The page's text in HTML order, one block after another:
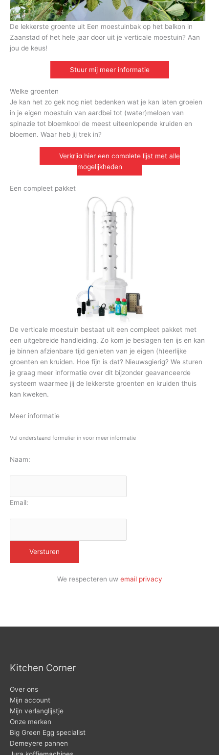
De lekkerste groente uit Een moestuinbak op het balkon in
Zaanstad of het hele jaar door uit je verticale moestuin? Aan
jou de keus!
Stuur mij meer informatie
Welke groenten
Je kan het zo gek nog niet bedenken wat je kan laten groeien
in je eigen moestuin van aardbei tot (water)meloen van
spinazie tot bloemkool de meest uiteenlopende kruiden en
bloemen. Waar heb jij trek in?
Verkrijg hier een complete lijst met alle
mogelijkheden
Een compleet pakket
De verticale moestuin bestaat uit een compleet pakket met
een uitgebreide handleiding. Zo kom je beslagen ten ijs en kan
je binnen afzienbare tijd genieten van je eigen (h)eerlijke
groenten en kruiden. Hoe fijn is dat? Nieuwsgierig? We sturen
je graag meer informatie over dit bijzonder geavanceerde
systeem waarmee jij de lekkerste groenten en kruiden thuis
kan kweken.
Meer informatie
Vul onderstaand formulier in voor meer informatie
Naam:
Email:
We respecteren uw email privacy
Kitchen Corner
Over ons
Mijn account
Mijn verlanglijstje
Onze merken
Big Green Egg specialist
Demeyere pannen